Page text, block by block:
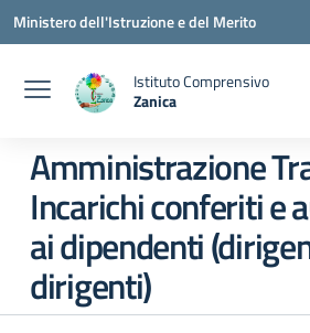
Vai ai contenuti
Vai al menu di navigazione
Vai al footer
Ministero dell'Istruzione e del Merito
Istituto Comprensivo
Zanica
Amministrazione
Incarichi conferiti e
ai dipendenti
dirigenti)